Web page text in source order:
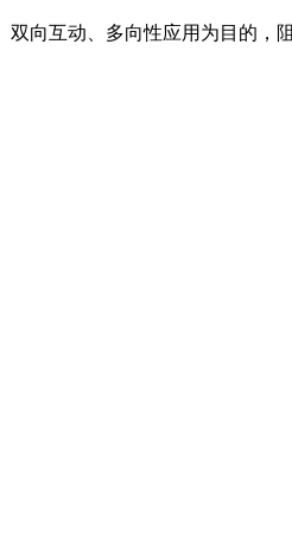
向互动、多向性应用为目的，